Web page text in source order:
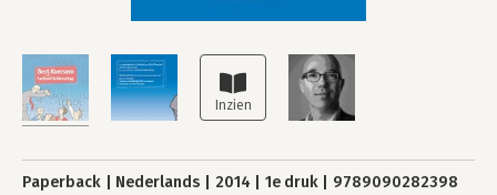
Paperback Nederlands 2014 1e druk 9789090282398